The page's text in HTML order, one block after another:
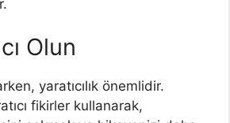
Olun
yaratıcılık önemlidir.
fikirler kullanarak,